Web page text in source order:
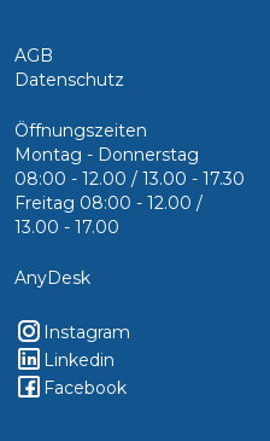
AGB
Datenschutz
Öffnungszeiten
Montag - Donnerstag
08:00 - 12.00 / 13.00 - 17.30
Freitag 08:00 - 12.00 /
13.00 - 17.00
AnyDesk
Instagram
Linkedin
Facebook